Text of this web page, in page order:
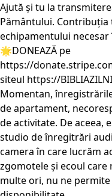
Ajută și tu la
Pământului. Contribuția
echipamentului
🌟DONEAZĂ pe
https://
siteul https://
Momentan,
de apartament,
de activitate. De aceea,
studio de înregitrări
camera în care lucrăm
zgomotele și ecoul care
multe ori, nu ne